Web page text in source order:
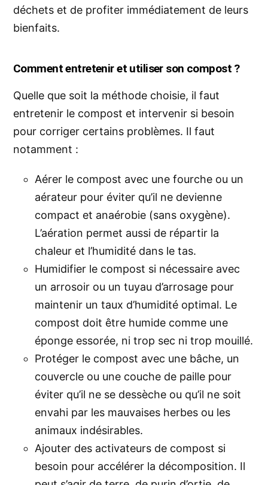
déchets et de profiter immédiatement de leurs
bienfaits.
Comment entretenir et utiliser son compost ?
Quelle que soit la méthode choisie, il faut
entretenir le compost et intervenir si besoin
pour corriger certains problèmes. Il faut
notamment :
Aérer le compost avec une fourche ou un
aérateur pour éviter qu’il ne devienne
compact et anaérobie (sans oxygène).
L’aération permet aussi de répartir la
chaleur et l’humidité dans le tas.
Humidifier le compost si nécessaire avec
un arrosoir ou un tuyau d’arrosage pour
maintenir un taux d’humidité optimal. Le
compost doit être humide comme une
éponge essorée, ni trop sec ni trop mouillé.
Protéger le compost avec une bâche, un
couvercle ou une couche de paille pour
éviter qu’il ne se dessèche ou qu’il ne soit
envahi par les mauvaises herbes ou les
animaux indésirables.
Ajouter des activateurs de compost si
besoin pour accélérer la décomposition. Il